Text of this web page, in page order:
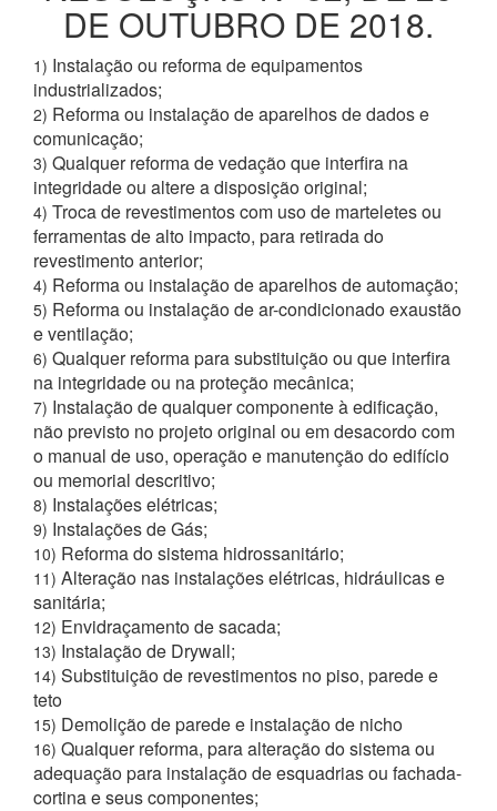
DE OUTUBRO DE 2018.
1) Instalação ou reforma de equipamentos
industrializados;
2) Reforma ou instalação de aparelhos de dados e
comunicação;
3) Qualquer reforma de vedação que interfira na
integridade ou altere a disposição original;
4) Troca de revestimentos com uso de marteletes ou
ferramentas de alto impacto, para retirada do
revestimento anterior;
4) Reforma ou instalação de aparelhos de automação;
5) Reforma ou instalação de ar-condicionado exaustão
e ventilação;
6) Qualquer reforma para substituição ou que interfira
na integridade ou na proteção mecânica;
7) Instalação de qualquer componente à edificação,
não previsto no projeto original ou em desacordo com
o manual de uso, operação e manutenção do edifício
ou memorial descritivo;
8) Instalações elétricas;
9) Instalações de Gás;
10) Reforma do sistema hidrossanitário;
11) Alteração nas instalações elétricas, hidráulicas e
sanitária;
12) Envidraçamento de sacada;
13) Instalação de Drywall;
14) Substituição de revestimentos no piso, parede e
teto
15) Demolição de parede e instalação de nicho
16) Qualquer reforma, para alteração do sistema ou
adequação para instalação de esquadrias ou fachada-
cortina e seus componentes;